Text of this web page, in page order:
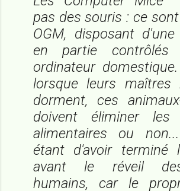
pas des souris : ce
OGM, disposant
en partie
ordinateur
lorsque leurs maîtres
dorment, ces
doivent éliminer les
alimentaires ou
étant d'avoir terminé
avant le réveil
humains, car le